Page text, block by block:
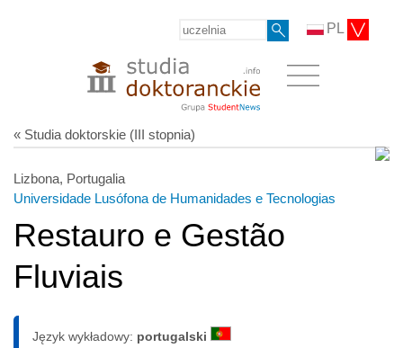
PL
« Studia doktorskie (III stopnia)
Lizbona, Portugalia
Universidade Lusófona de Humanidades e Tecnologias
Restauro e Gestão
Fluviais
Język wykładowy: portugalski